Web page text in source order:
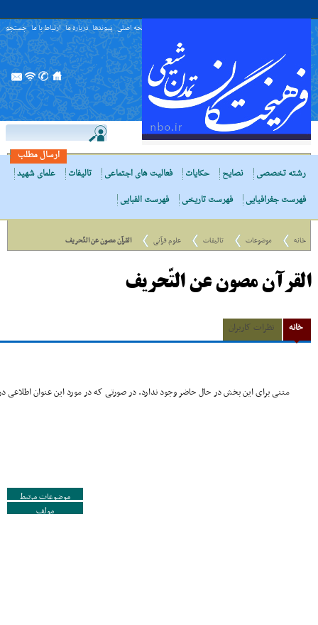
صفحه اصلی پیوندها درباره ما ارتباط با ما جستجو
ارسال مطلب
رشته تخصصی
نصایح حکایات فعالیت های اجتماعی تالیفات
علمای شهید
فهرست جغرافیایی
فهرست تاریخی فهرست الفبایی
خانه موضوعات تالیفات علوم قرآنی القرآن مصون عن التّحریف
القرآن مصون عن التّحریف
خانه نظرات کاربران
متنی برای این بخش در حال حاضر وجود ندارد. در صورتی که در مورد این عنوان اطلاعی
موضوعات مرتبط
مولف